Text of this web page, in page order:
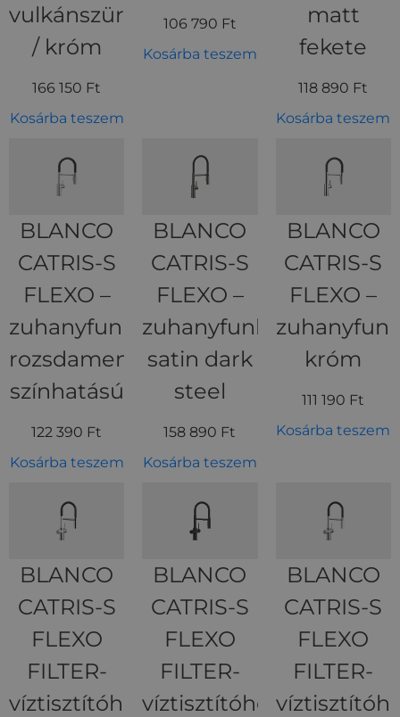
vulkánszürke
/ króm
166 150 Ft
Kosárba teszem
106 790 Ft
Kosárba teszem
matt
fekete
118 890 Ft
Kosárba teszem
BLANCO
CATRIS-S
FLEXO –
zuhanyfunkciós
rozsdamentes
színhatású
122 390 Ft
Kosárba teszem
BLANCO
CATRIS-S
FLEXO –
zuhanyfunkciós
satin dark
steel
158 890 Ft
Kosárba teszem
BLANCO
CATRIS-S
FLEXO –
króm
111 190 Ft
Kosárba teszem
BLANCO
CATRIS-S
FLEXO
FILTER-
víztisztítóhoz,
BLANCO
CATRIS-S
FLEXO
FILTER-
víztisztítóhoz,
BLANCO
CATRIS-S
FLEXO
FILTER-